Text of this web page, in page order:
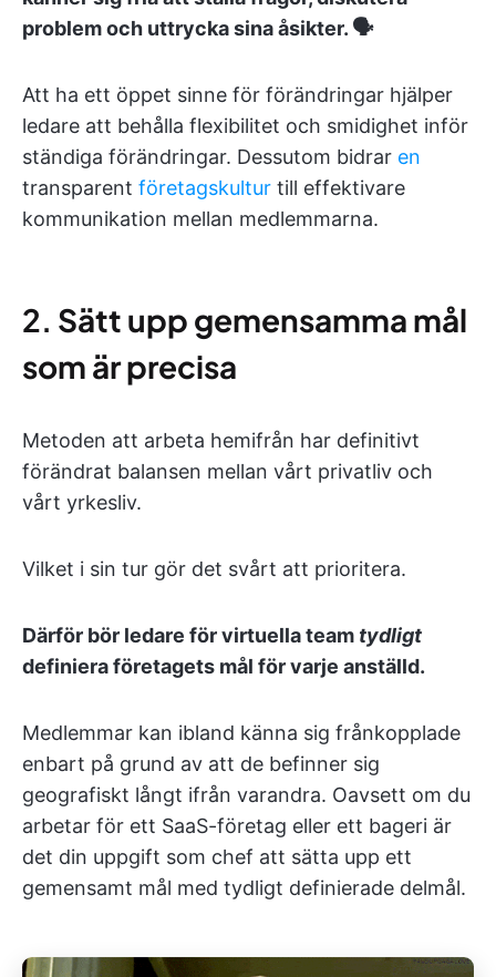
problem och uttrycka sina åsikter. 🗣️
Att ha ett öppet sinne för förändringar hjälper
ledare att behålla flexibilitet och smidighet inför
ständiga förändringar. Dessutom bidrar en
transparent företagskultur till effektivare
kommunikation mellan medlemmarna.
2. Sätt upp gemensamma mål
som är precisa
Metoden att arbeta hemifrån har definitivt
förändrat balansen mellan vårt privatliv och
vårt yrkesliv.
Vilket i sin tur gör det svårt att prioritera.
Därför bör ledare för virtuella team tydligt
definiera företagets mål för varje anställd.
Medlemmar kan ibland känna sig frånkopplade
enbart på grund av att de befinner sig
geografiskt långt ifrån varandra. Oavsett om du
arbetar för ett SaaS-företag eller ett bageri är
det din uppgift som chef att sätta upp ett
gemensamt mål med tydligt definierade delmål.